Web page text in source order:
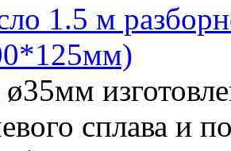
1.5 м
ø35мм
сплава и